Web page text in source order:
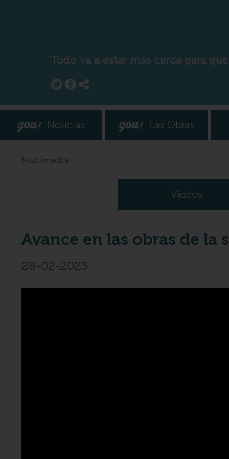
Todo va a estar más cerca para
Noticias Las Obras
Multimedia
Vídeos
Avance en las obras de la
28-02-2023